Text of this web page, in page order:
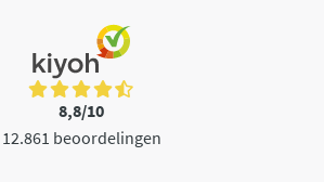
8,8/10
12.861 beoordelingen